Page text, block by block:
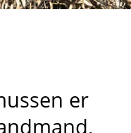
er